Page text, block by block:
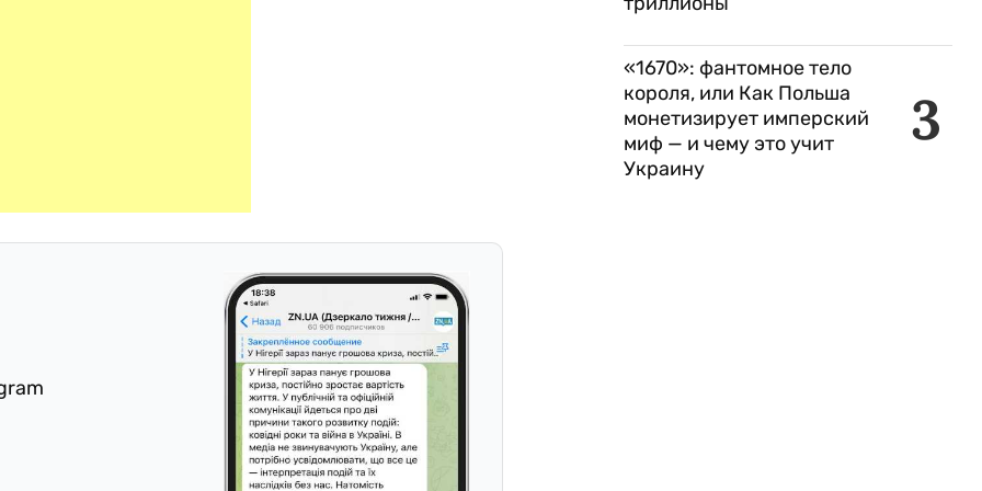
3
«1670»: фантомное тело
короля, или Как Польша
монетизирует имперский
миф — и чему это учит
Украину